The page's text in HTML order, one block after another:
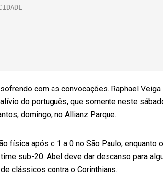
com as convocações. Raphael Veiga
do português, que somente neste
domingo, no Allianz Parque.
física após o 1 a 0 no São Paulo, enquanto
sub-20. Abel deve dar descanso para
clássicos contra o Corinthians.